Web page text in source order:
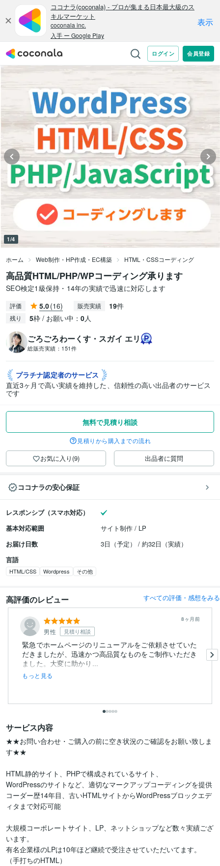
1/4
ホーム Web制作・HP作成・EC構築 HTML・CSSコーディング
高品質HTML/PHP/WPコーディング承ります
SEO検定1級保持・14年の実績で迅速に対応します
評価 5.0(16) 販売実績 19件
残り 5枠 / お願い中： 0人
ごろごろわーくす・スガイ エリ
総販売実績： 151件
プラチナ認定者のサービス
直近3ヶ月で高い実績を維持した、信頼性の高い出品者のサービス
です
無料で見積り相談
見積りから購入までの流れ
お気に入り(9) 出品者に質問
ココナラの安心保証
レスポンシブ（スマホ対応）
基本対応範囲
サイト制作 / LP
お届け日数
3日（予定） / 約32日（実績）
言語
HTML/CSS Wordpress その他
高評価のレビュー すべての評価・感想をみる
男性 見積り相談
8ヶ月前
緊急でホームページのリニューアルをご依頼させていた
だきましたが、迅速かつ高品質なものをご制作いただき
ました。大変に助かり...
もっと見る
サービス内容
★★お問い合わせ・ご購入の前に空き状況のご確認をお願い致しま
す★★
HTML静的サイト、PHPで構成されているサイト、
WordPressのサイトなど、適切なマークアップコーディングを提供
コーダー歴14年目、古いHTMLサイトからWordPressブロックエデ
ィタまで対応可能
大規模コーポレートサイト、LP、ネットショップなど数々実績ござ
います。
有名企業様のLPは10年ほど継続で受注させていただいてます。
（手打ちのHTML）